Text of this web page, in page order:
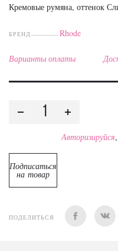
Кремовые румяна, оттенок
БРЕНД Rhode
Варианты оплаты
Авторизируйся
Подписаться
на товар
ПОДЕЛИТЬСЯ